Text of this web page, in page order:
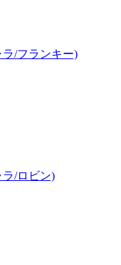
ラ/フランキー)
ラ/ロビン)